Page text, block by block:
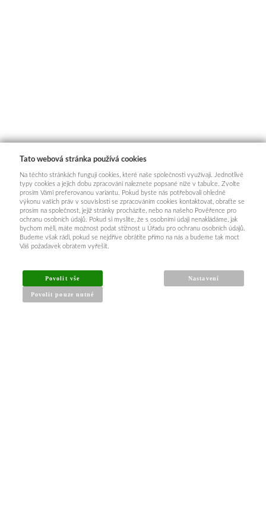
INFORMACE PRO KUPUJÍCÍ
Obchodní podmínky
Tato webová stránka používá cookies
Na těchto stránkách fungují cookies, které naše společnosti využívají. Jednotlivé
typy cookies a jejich dobu zpracování naleznete popsané níže v tabulce. Zvolte
prosím Vámi preferovanou variantu. Pokud byste nás potřebovali ohledně
výkonu vašich práv v souvislosti se zpracováním cookies kontaktovat, obraťte se
prosím na společnost, jejíž stránky procházíte, nebo na našeho Pověřence pro
ochranu osobních údajů. Pokud si myslíte, že s osobními údaji nenakládáme, jak
bychom měli, máte možnost podat stížnost u Úřadu pro ochranu osobních údajů.
Budeme však rádi, pokud se nejdříve obrátíte přímo na nás a budeme tak moct
Váš požadavek obratem vyřešit.
Povolit vše
Povolit pouze nutné
Nastavení